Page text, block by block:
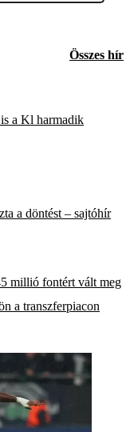
Összes hír
a Kl harmadik
a döntést – sajtóhír
millió fontért vált meg
a transzferpiacon